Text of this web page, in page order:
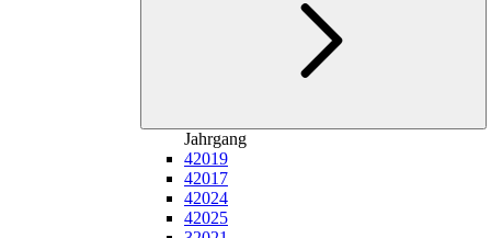
Jahrgang
42019
42017
42024
42025